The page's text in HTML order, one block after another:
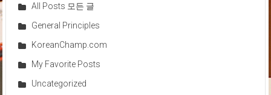
All Posts 모든 글
General Principles
KoreanChamp.com
My Favorite Posts
Uncategorized